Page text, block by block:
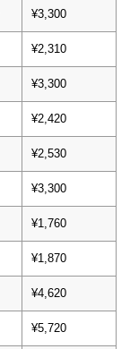
¥3,300
¥2,310
¥3,300
¥2,420
¥2,530
¥3,300
¥1,760
¥1,870
¥4,620
¥5,720